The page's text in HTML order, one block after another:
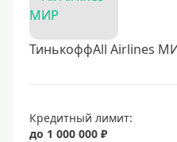
ТинькоффAll Airlines
Кредитный лимит:
до 1 000 000 ₽